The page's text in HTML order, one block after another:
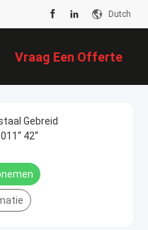
Dutch
Vraag Een Offerte
Gebreid
42“